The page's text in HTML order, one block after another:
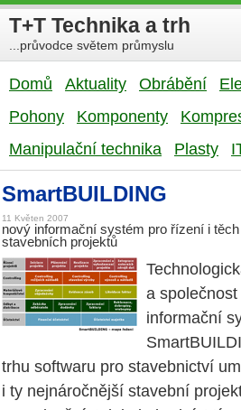
T+T Technika a trh
...průvodce světem průmyslu
Domů Aktuality Obrábění
Pohony
Komponenty
Manipulační technika
Plasty
SmartBUILDING
11 Květen 2007
nový informační systém pro řízení i
stavebních projektů
a
informační
trhu softwaru pro stavebnictví
i ty nejnáročnější stavební